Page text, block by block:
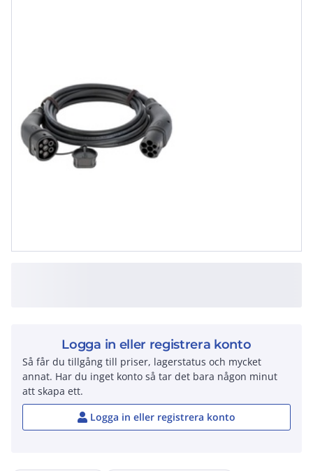
Logga in eller registrera konto
Så får du tillgång till priser, lagerstatus och mycket
annat. Har du inget konto så tar det bara någon minut
att skapa ett.
Logga in eller registrera konto